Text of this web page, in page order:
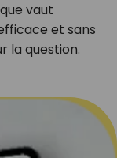
vaut
et sans
la question.